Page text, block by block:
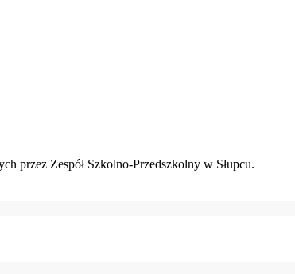
przez Zespół Szkolno-Przedszkolny w Słupcu.